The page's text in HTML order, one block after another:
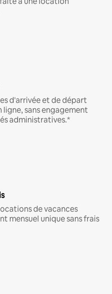
d'arrivée et de départ
sans engagement
administratives.*
de vacances
mensuel unique sans frais